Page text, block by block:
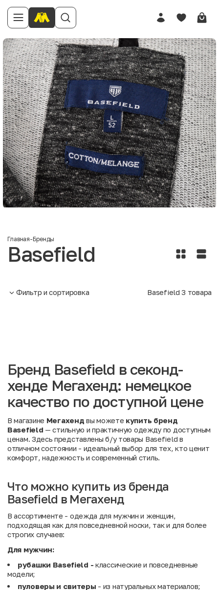
Главная-Бренды
Basefield
Фильтр и сортировка Basefield3 товара
Бренд Basefield в секонд-
хенде Мегахенд: немецкое
качество по доступной цене
В магазине Мегахенд вы можете купить бренд
Basefield — стильную и практичную одежду по доступным
ценам. Здесь представлены б/у товары Basefield в
отличном состоянии - идеальный выбор для тех, кто ценит
комфорт, надежность и современный стиль.
Что можно купить из бренда
Basefield в Мегахенд
В ассортименте - одежда для мужчин и женщин,
подходящая как для повседневной носки, так и для более
строгих случаев:
Для мужчин:
рубашки Basefield - классические и повседневные
модели;
пуловеры и свитеры - из натуральных материалов;